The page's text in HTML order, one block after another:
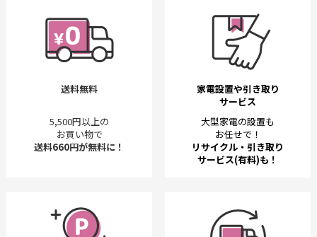
送料無料
5,500円以上の
お買い物で
送料660円が無料に！
家電設置や引き取り
サービス
大型家電の設置も
お任せで！
リサイクル・引き取り
サービス(有料)も！